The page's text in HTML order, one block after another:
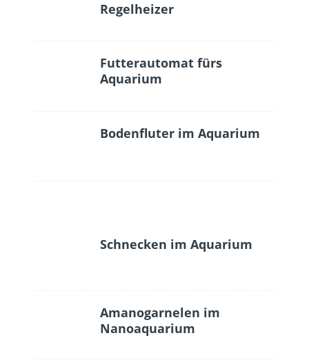
Regelheizer
Futterautomat fürs
Aquarium
Bodenfluter im Aquarium
Schnecken im Aquarium
Amanogarnelen im
Nanoaquarium